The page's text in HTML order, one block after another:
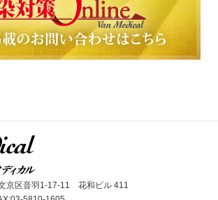
京区音羽1-17-11 花和ビル 411